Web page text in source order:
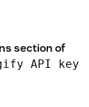
section of
API key